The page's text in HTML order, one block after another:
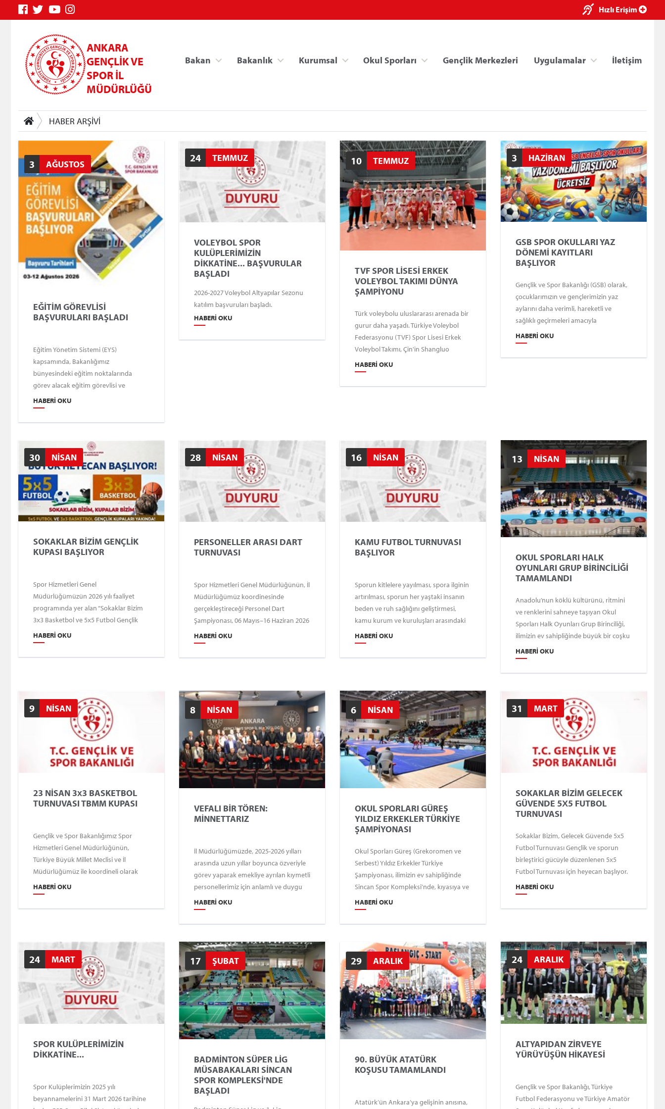
Hızlı Erişim
ANKARA
GENÇLİK VE
SPOR İL
MÜDÜRLÜĞÜ
Bakan Bakanlık Kurumsal Okul Sporları Gençlik Merkezleri Uygulamalar İletişim
HABER ARŞİVİ
3 AĞUSTOS
EĞİTİM GÖREVLİSİ
BAŞVURULARI BAŞLADI
Eğitim Yönetim Sistemi (EYS)
kapsamında, Bakanlığımız
bünyesindeki eğitim noktalarında
görev alacak eğitim görevlisi ve
antrenör başvuruları 03-12 Ağustos
2026 tarihleri arasında kabul edilecektir.
Adaylar, başvurularını edu.gsb.gov.tr
gerçekleştirecektir.
HABERI OKU
24 TEMMUZ
VOLEYBOL SPOR
KULÜPLERİMİZİN
DİKKATİNE... BAŞVURULAR
BAŞLADI
2026-2027 Voleybol Altyapılar Sezonu
katılım başvuruları başladı.
HABERI OKU
10 TEMMUZ
TVF SPOR LİSESİ ERKEK
VOLEYBOL TAKIMI DÜNYA
ŞAMPİYONU
Türk voleybolu uluslararası arenada bir
gurur daha yaşadı. Türkiye Voleybol
Federasyonu (TVF) Spor Lisesi Erkek
Voleybol Takımı, Çin'in Shangluo
kentinde düzenlenen 2026 ISF Dünya
Liseler Arası Voleybol Şampiyonası'nda
gösterdiği üstün performansla dünya
HABERI OKU
3 HAZİRAN
GSB SPOR OKULLARI YAZ
DÖNEMİ KAYITLARI
BAŞLIYOR
Gençlik ve Spor Bakanlığı (GSB) olarak,
çocuklarımızın ve gençlerimizin yaz
aylarını daha verimli, hareketli ve
sağlıklı geçirmeleri amacıyla
düzenlediğimiz GSB Spor Okulları ve
GSB Engelsiz Spor Okulları için yeni
dönem kapılarını aralıyor. Spora ilgi
HABERI OKU
30 NİSAN
SOKAKLAR BİZİM GENÇLİK
KUPASI BAŞLIYOR
Spor Hizmetleri Genel
Müdürlüğümüzün 2026 yılı faaliyet
programında yer alan “Sokaklar Bizim
3x3 Basketbol ve 5x5 Futbol Gençlik
Kupası Ankara İl Seçme Müsabakaları”,
11–22 Mayıs 2026 tarihleri arasında
ilimizde gerçekleştirilecektir.
HABERI OKU
28 NİSAN
PERSONELLER ARASI DART
TURNUVASI
Spor Hizmetleri Genel Müdürlüğünün, İl
Müdürlüğümüz koordinesinde
gerçekleştireceği Personel Dart
Şampiyonası, 06 Mayıs–16 Haziran 2026
tarihleri arasında Yenimahalle İlçe
Müdürlüğünde yapılacaktır.
HABERI OKU
16 NİSAN
KAMU FUTBOL TURNUVASI
BAŞLIYOR
Sporun kitlelere yayılması, spora ilginin
artırılması, sporun her yaştaki insanın
beden ve ruh sağlığını geliştirmesi,
kamu kurum ve kuruluşları arasındaki
iletişimin saygı, sevgi, dostluk ve
hoşgörü diyaloğuna dönüşmesi
amaçlarıyla Ankara Gençlik ve Spor İl
başlıyor.
HABERI OKU
13 NİSAN
OKUL SPORLARI HALK
OYUNLARI GRUP BİRİNCİLİĞİ
TAMAMLANDI
Anadolu’nun köklü kültürünü, ritmini
ve renklerini sahneye taşıyan Okul
Sporları Halk Oyunları Grup Birinciliği,
ilimizin ev sahipliğinde büyük bir coşku
ile başladı ve başarıyla tamamlandı.
HABERI OKU
9 NİSAN
23 NİSAN 3x3 BASKETBOL
TURNUVASI TBMM KUPASI
Gençlik ve Spor Bakanlığımız Spor
Hizmetleri Genel Müdürlüğünün,
Türkiye Büyük Millet Meclisi ve İl
Müdürlüğümüz ile koordineli olarak
düzenlediği 23 Nisan 3x3 Basketbol
Turnuvası (TBMM Kupası), 13-14 Nisan
2026 tarihlerinde Ankara Spor Salonu
HABERI OKU
8 NİSAN
VEFALI BİR TÖREN:
MİNNETTARIZ
İl Müdürlüğümüzde, 2025-2026 yılları
arasında uzun yıllar boyunca özveriyle
görev yaparak emekliye ayrılan kıymetli
personellerimiz için anlamlı ve duygu
dolu bir tören düzenlendi. İl
Müdürümüz ve Şube Müdürlerimizin
katılımlarıyla gerçekleşen bu özel
değerli katkılar ve emekleri için
kendilerine plaket takdim edildi.
HABERI OKU
6 NİSAN
OKUL SPORLARI GÜREŞ
YILDIZ ERKEKLER TÜRKİYE
ŞAMPİYONASI
Okul Sporları Güreş (Grekoromen ve
Serbest) Yıldız Erkekler Türkiye
Şampiyonası, ilimizin ev sahipliğinde
Sincan Spor Kompleksi'nde, kıyasıya ve
büyük heyecana sahne olan
mücadelelerle gerçekleştirildi.
HABERI OKU
31 MART
SOKAKLAR BİZİM GELECEK
GÜVENDE 5X5 FUTBOL
TURNUVASI
Sokaklar Bizim, Gelecek Güvende 5x5
Futbol Turnuvası Gençlik ve sporun
birleştirici gücüyle düzenlenen 5x5
Futbol Turnuvası için heyecan başlıyor.
Polis Haftası kapsamında İl Emniyet
Müdürlüğü ve İl Müdürlüğümüz
işbirliğinde gerçekleşecek turnuvaya
HABERI OKU
24 MART
SPOR KULÜPLERİMİZİN
DİKKATİNE...
Spor Kulüplerimizin 2025 yılı
beyannamelerini 31 Mart 2026 tarihine
17 ŞUBAT
BADMİNTON SÜPER LİG
MÜSABAKALARI SİNCAN
SPOR KOMPLEKSİ'NDE
BAŞLADI
29 ARALIK
90. BÜYÜK ATATÜRK
KOŞUSU TAMAMLANDI
Atatürk’ün Ankara’ya gelişinin anısına,
24 ARALIK
ALTYAPIDAN ZİRVEYE
YÜRÜYÜŞÜN HİKAYESİ
Gençlik ve Spor Bakanlığı, Türkiye
Futbol Federasyonu ve Türkiye Amatör
×
Genç Bilgi Sistemi Spor Bilgi Sistemi Kredi/Yurt İşlemleri Kredi/Yurt E-Ödeme